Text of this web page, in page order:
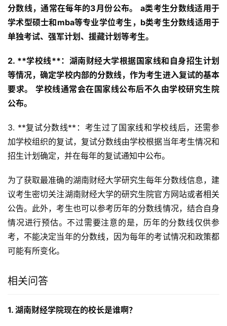
分数线，通常在每年的3月份公布。
a类考生分数线适用于
学术型硕士和mba等专业学位考生，b类考生分数线适用于
单独考试、强军计划、援藏计划等考生。
2. **学校线**：湖南财经大学根据国家线和自身招生计划
等情况，确定学校内部的分数线，作为考生进入复试的基本
要求。
学校线通常会在国家线公布后不久由学校研究生院
公布。
3. **复试分数线**：考生过了国家线和学校线后，还需参
加学校组织的复试，复试分数线由学校根据当年考生情况和
招生计划确定，并在每年的复试通知中公布。
为了获取最准确的湖南财经大学研究生每年分数线信息，建
议考生密切关注湖南财经大学的研究生院官方网站或者相关
公告。此外，考生也可以参考历年的分数线情况，结合自身
情况进行预估。不过需要注意的是，历年的分数线仅供参
考，不能决定当年的分数线，因为每年的考试情况和政策都
可能有所变化。
相关问答
1. 湖南财经学院现在的校长是谁啊？